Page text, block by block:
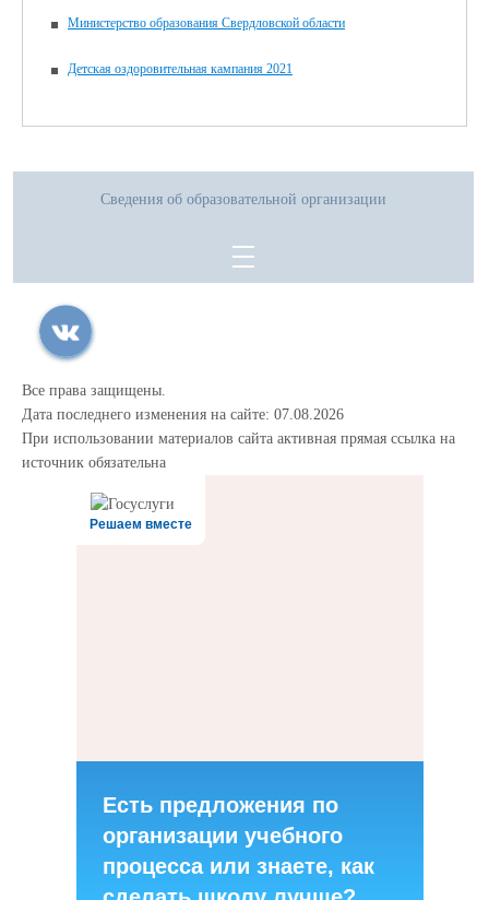
Министерство образования Свердловской области
Детская оздоровительная кампания 2021
Сведения об образовательной организации
Все права защищены.
Дата последнего изменения на сайте: 07.08.2026
При использовании материалов сайта активная прямая ссылка на
источник обязательна
Решаем вместе
Есть предложения по
организации учебного
процесса или знаете, как